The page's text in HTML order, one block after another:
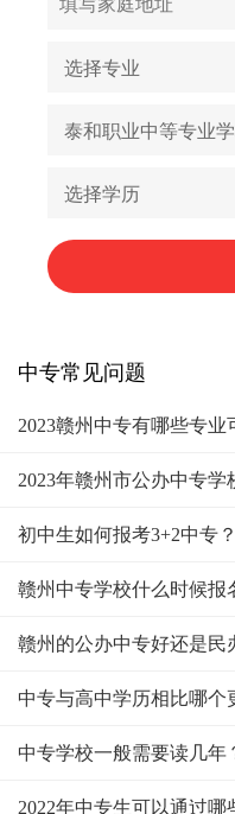
中专常见问题
2023赣州中专有哪些专
2023年赣州市公办中专学
初中生如何报考3+2中专？
赣州中专学校什么时候报
赣州的公办中专好还是民
中专与高中学历相比哪个
中专学校一般需要读几年
2022年中专生可以通过哪